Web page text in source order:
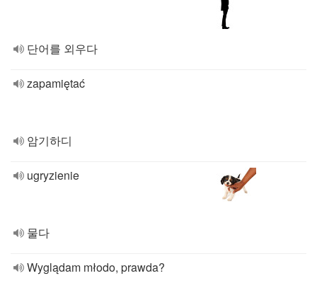
단어를 외우다
zapamiętać
암기하디
ugryzienie
물다
Wyglądam młodo, prawda?